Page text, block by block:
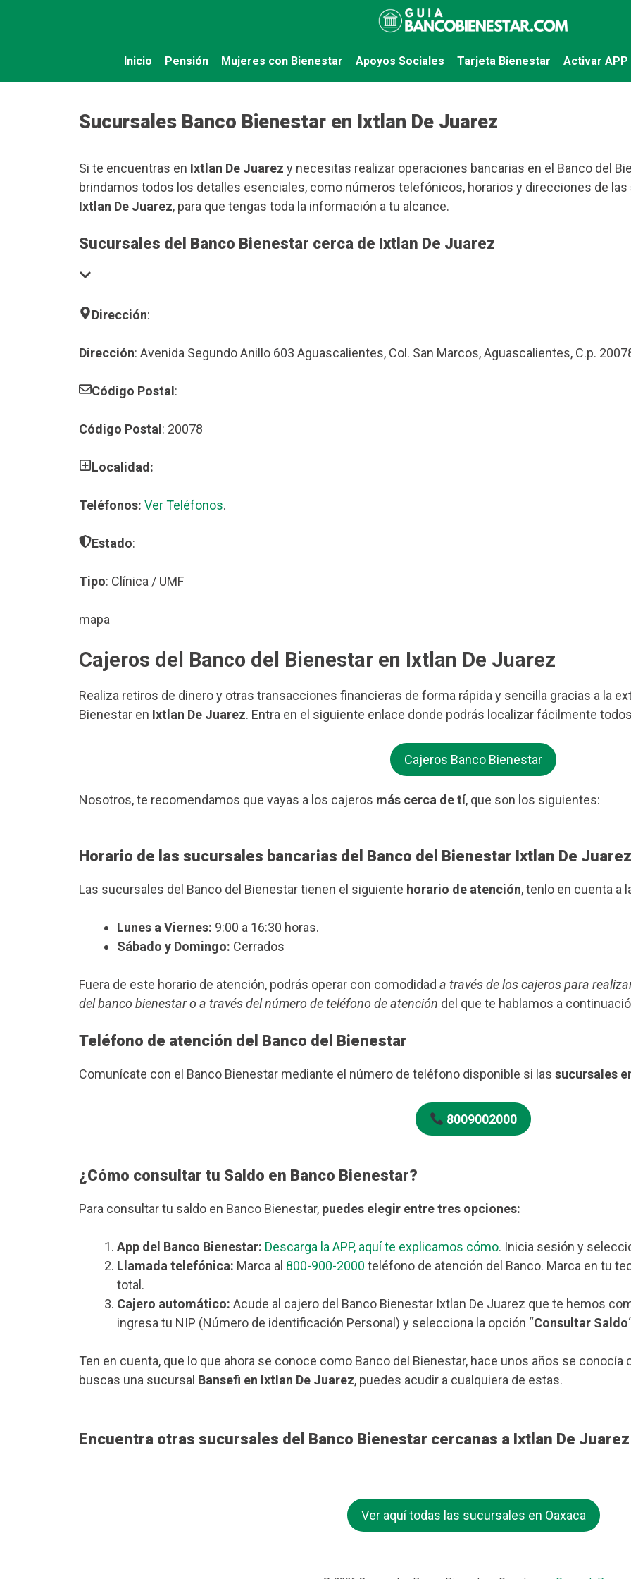
Inicio Pensión Mujeres con Bienestar Apoyos Sociales Tarjeta Bienestar Activar APP
Sucursales Banco Bienestar en Ixtlan De Juarez
Si te encuentras en Ixtlan De Juarez y necesitas realizar operaciones bancarias en el Banco del
brindamos todos los detalles esenciales, como números telefónicos, horarios y direcciones de las
Ixtlan De Juarez, para que tengas toda la información a tu alcance.
Sucursales del Banco Bienestar cerca de Ixtlan De Juarez
Dirección:
Dirección: Avenida Segundo Anillo 603 Aguascalientes, Col. San Marcos, Aguascalientes, C.p.
Código Postal :
Código Postal : 20078
Localidad:
Teléfonos: Ver Teléfonos.
Estado:
Tipo: Clínica / UMF
mapa
Cajeros del Banco del Bienestar en Ixtlan De Juarez
Realiza retiros de dinero y otras transacciones financieras de forma rápida y sencilla gracias a la
Bienestar en Ixtlan De Juarez. Entra en el siguiente enlace donde podrás localizar fácilmente
Cajeros Banco Bienestar
Nosotros, te recomendamos que vayas a los cajeros más cerca de tí, que son los siguientes:
Horario de las sucursales bancarias del Banco del Bienestar Ixtlan De Juarez
Las sucursales del Banco del Bienestar tienen el siguiente horario de atención, tenlo en cuenta a
Lunes a Viernes: 9:00 a 16:30 horas.
Sábado y Domingo: Cerrados
Fuera de este horario de atención, podrás operar con comodidad a través de los cajeros para
del banco bienestar o a través del número de teléfono de atención del que te hablamos a
Teléfono de atención del Banco del Bienestar
Comunícate con el Banco Bienestar mediante el número de teléfono disponible si las sucursales
8009002000
¿Cómo consultar tu Saldo en Banco Bienestar?
Para consultar tu saldo en Banco Bienestar, puedes elegir entre tres opciones:
App del Banco Bienestar: Descarga la APP, aquí te explicamos cómo. Inicia sesión y
Llamada telefónica: Marca al 800-900-2000 teléfono de atención del Banco. Marca en tu
total.
Cajero automático: Acude al cajero del Banco Bienestar Ixtlan De Juarez que te hemos
ingresa tu NIP (Número de identificación Personal) y selecciona la opción “Consultar Saldo
Ten en cuenta, que lo que ahora se conoce como Banco del Bienestar, hace unos años se
buscas una sucursal Bansefi en Ixtlan De Juarez, puedes acudir a cualquiera de estas.
Encuentra otras sucursales del Banco Bienestar cercanas a Ixtlan De Juarez
Ver aquí todas las sucursales en Oaxaca